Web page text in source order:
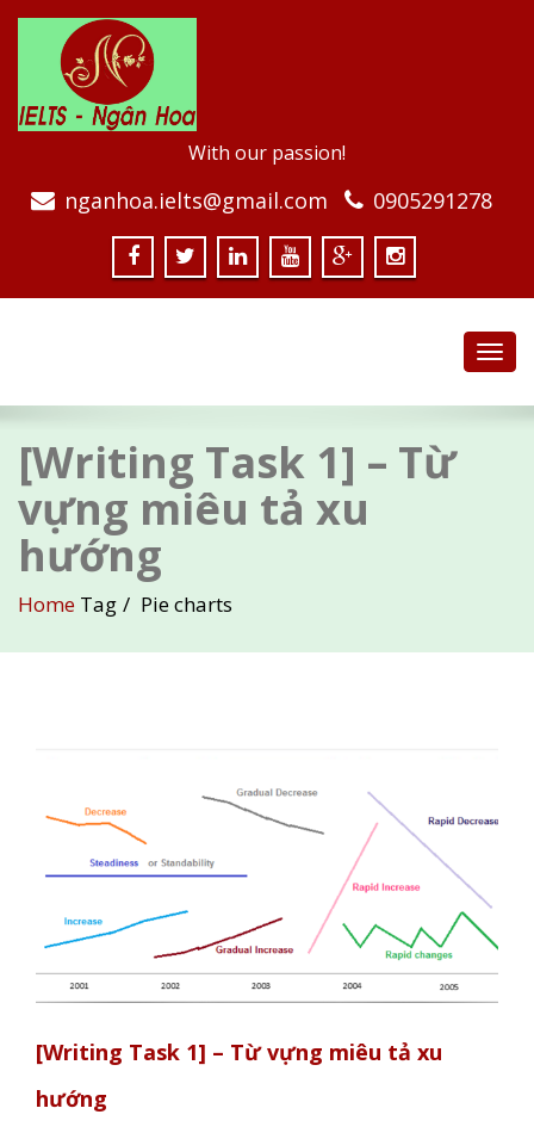
With our passion!
nganhoa.ielts@gmail.com 0905291278
[Writing Task 1] – Từ
vựng miêu tả xu
hướng
Home Tag Pie charts
[Writing Task 1] – Từ vựng miêu tả xu
hướng